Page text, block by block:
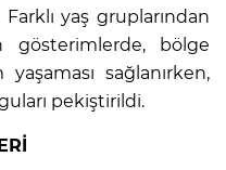
yaş gruplarından
gösterimlerde, bölge
sağlanırken,
pekiştirildi.